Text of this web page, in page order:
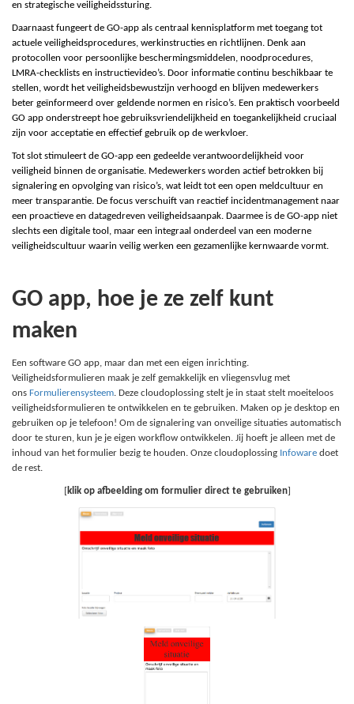
en strategische veiligheidssturing.
Daarnaast fungeert de GO-app als centraal kennisplatform met toegang tot
actuele veiligheidsprocedures, werkinstructies en richtlijnen. Denk aan
protocollen voor persoonlijke beschermingsmiddelen, noodprocedures,
LMRA-checklists en instructievideo’s. Door informatie continu beschikbaar te
stellen, wordt het veiligheidsbewustzijn verhoogd en blijven medewerkers
beter geïnformeerd over geldende normen en risico’s. Een praktisch voorbeeld
GO app onderstreept hoe gebruiksvriendelijkheid en toegankelijkheid cruciaal
zijn voor acceptatie en effectief gebruik op de werkvloer.
Tot slot stimuleert de GO-app een gedeelde verantwoordelijkheid voor
veiligheid binnen de organisatie. Medewerkers worden actief betrokken bij
signalering en opvolging van risico’s, wat leidt tot een open meldcultuur en
meer transparantie. De focus verschuift van reactief incidentmanagement naar
een proactieve en datagedreven veiligheidsaanpak. Daarmee is de GO-app niet
slechts een digitale tool, maar een integraal onderdeel van een moderne
veiligheidscultuur waarin veilig werken een gezamenlijke kernwaarde vormt.
GO app, hoe je ze zelf kunt
maken
Een software GO app, maar dan met een eigen inrichting.
Veiligheidsformulieren maak je zelf gemakkelijk en vliegensvlug met
ons Formulierensysteem . Deze cloudoplossing stelt je in staat stelt moeiteloos
veiligheidsformulieren te ontwikkelen en te gebruiken. Maken op je desktop en
gebruiken op je telefoon! Om de signalering van onveilige situaties automatisch
door te sturen, kun je je eigen workflow ontwikkelen. Jij hoeft je alleen met de
inhoud van het formulier bezig te houden. Onze cloudoplossing Infoware doet
de rest.
[klik op afbeelding om formulier direct te gebruiken]